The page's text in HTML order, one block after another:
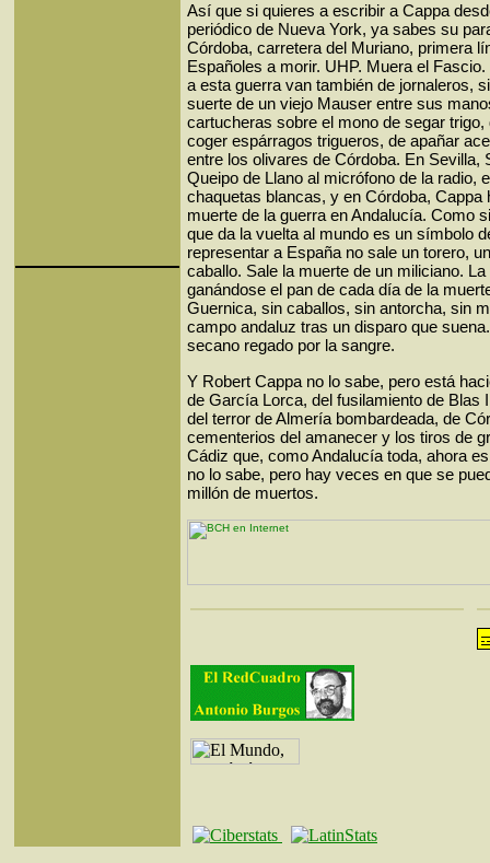
Así que si quieres a escribir a Cappa
periódico de Nueva York, ya sabes su
Córdoba, carretera del Muriano, primera
Españoles a morir. UHP. Muera el
a esta guerra van también de jornaleros,
suerte de un viejo Mauser entre sus
cartucheras sobre el mono de segar trigo,
coger espárragos trigueros, de apañar
entre los olivares de Córdoba. En Sevilla,
Queipo de Llano al micrófono de la radio,
chaquetas blancas, y en Córdoba, Cappa
muerte de la guerra en Andalucía. Como
que da la vuelta al mundo es un símbolo
representar a España no sale un torero,
caballo. Sale la muerte de un miliciano.
ganándose el pan de cada día de la
Guernica, sin caballos, sin antorcha, sin
campo andaluz tras un disparo que
secano regado por la sangre.
Y Robert Cappa no lo sabe, pero está
de García Lorca, del fusilamiento de Blas
del terror de Almería bombardeada, de
cementerios del amanecer y los tiros de
Cádiz que, como Andalucía toda, ahora
no lo sabe, pero hay veces en que se
millón de muertos.